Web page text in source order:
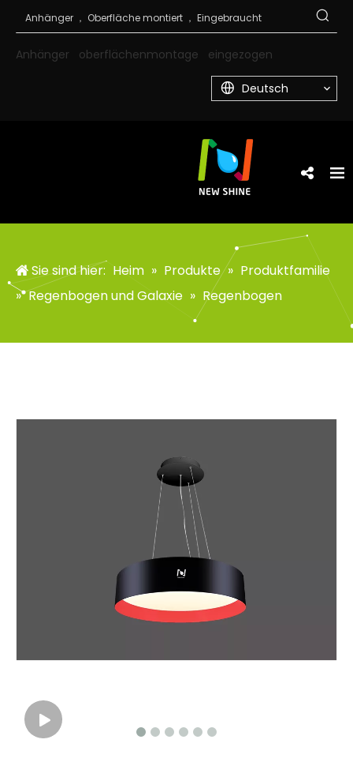
Anhänger oberflächenmontage eingezogen
Deutsch
Sie sind hier: Heim » Produkte » Produktfamilie
» Regenbogen und Galaxie » Regenbogen